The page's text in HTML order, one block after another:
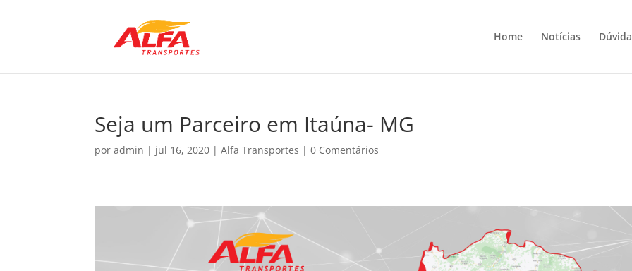
Home Notícias
Seja um Parceiro em Itaúna- MG
poradmin | jul 16, 2020 |Alfa Transportes |0 Comentários